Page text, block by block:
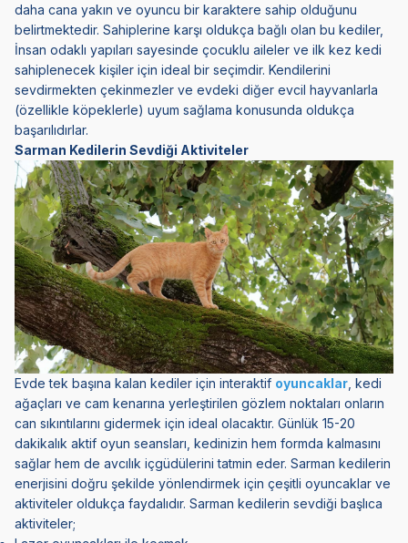
daha cana yakın ve oyuncu bir karaktere sahip olduğunu
belirtmektedir. Sahiplerine karşı oldukça bağlı olan bu kediler,
İnsan odaklı yapıları sayesinde çocuklu aileler ve ilk kez kedi
sahiplenecek kişiler için ideal bir seçimdir. Kendilerini
sevdirmekten çekinmezler ve evdeki diğer evcil hayvanlarla
(özellikle köpeklerle) uyum sağlama konusunda oldukça
başarılıdırlar.
Sarman Kedilerin Sevdiği Aktiviteler
Evde tek başına kalan kediler için interaktif oyuncaklar , kedi
ağaçları ve cam kenarına yerleştirilen gözlem noktaları onların
can sıkıntılarını gidermek için ideal olacaktır. Günlük 15-20
dakikalık aktif oyun seansları, kedinizin hem formda kalmasını
sağlar hem de avcılık içgüdülerini tatmin eder. Sarman kedilerin
enerjisini doğru şekilde yönlendirmek için çeşitli oyuncaklar ve
aktiviteler oldukça faydalıdır. Sarman kedilerin sevdiği başlıca
aktiviteler;